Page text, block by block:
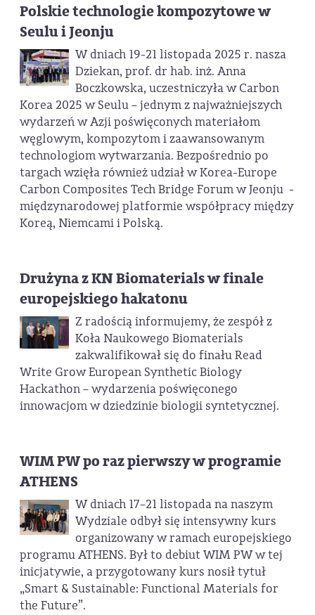
Polskie technologie kompozytowe w
Seulu i Jeonju
W dniach 19-21 listopada 2025 r. nasza
Dziekan, prof. dr hab. inż. Anna
Boczkowska, uczestniczyła w Carbon
Korea 2025 w Seulu – jednym z najważniejszych
wydarzeń w Azji poświęconych materiałom
węglowym, kompozytom i zaawansowanym
technologiom wytwarzania. Bezpośrednio po
targach wzięła również udział w Korea-Europe
Carbon Composites Tech Bridge Forum w Jeonju -
międzynarodowej platformie współpracy między
Koreą, Niemcami i Polską.
Drużyna z KN Biomaterials w finale
europejskiego hakatonu
Z radością informujemy, że zespół z
Koła Naukowego Biomaterials
zakwalifikował się do finału Read
Write Grow European Synthetic Biology
Hackathon – wydarzenia poświęconego
innowacjom w dziedzinie biologii syntetycznej.
WIM PW po raz pierwszy w programie
ATHENS
W dniach 17–21 listopada na naszym
Wydziale odbył się intensywny kurs
organizowany w ramach europejskiego
programu ATHENS. Był to debiut WIM PW w tej
inicjatywie, a przygotowany kurs nosił tytuł
„Smart & Sustainable: Functional Materials for
the Future”.